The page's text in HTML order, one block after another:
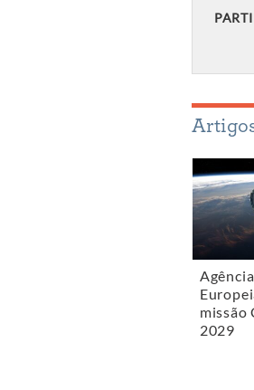
missão
2029